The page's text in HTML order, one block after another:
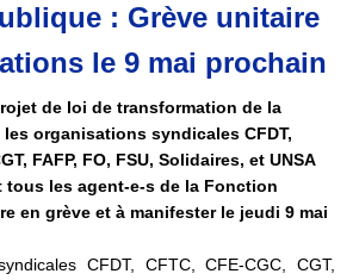
: Grève unitaire
le 9 mai prochain
de loi de transformation de la
organisations syndicales CFDT,
FAFP, FO, FSU, Solidaires, et UNSA
les agent-e-s de la Fonction
en grève et à manifester le jeudi 9 mai
CFDT, CFTC, CFE-CGC, CGT,